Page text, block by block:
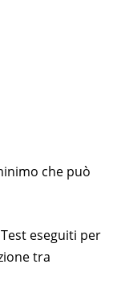
che può
Test eseguiti per
tra